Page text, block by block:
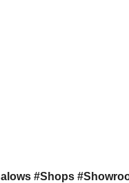
#Shops